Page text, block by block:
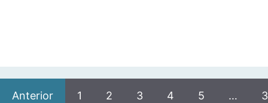
Anterior 1 2 3 4 5 …